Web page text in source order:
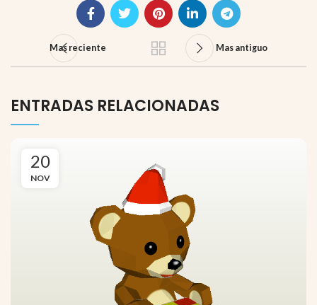
Mas reciente Mas antiguo
ENTRADAS RELACIONADAS
20
NOV